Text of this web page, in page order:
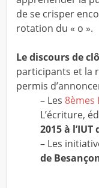
de se crisper
rotation du « o ».
Le discours de
participants et la
permis
– Les 8èmes
L’écriture,
2015 à
– Les
de